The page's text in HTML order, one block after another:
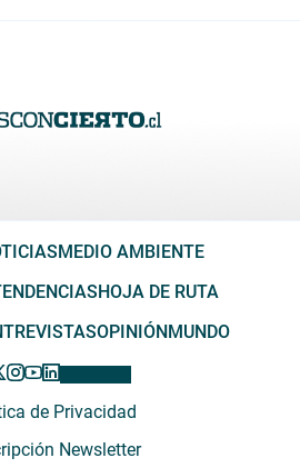
MEDIO AMBIENTE
HOJA DE RUTA
OPINIÓN MUNDO
de Privacidad
Newsletter